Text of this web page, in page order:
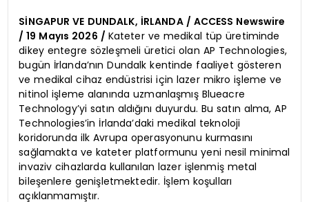
SİNGAPUR VE DUNDALK, İRLANDA / ACCESS Newswire
/ 19 Mayıs 2026 / Kateter ve medikal tüp üretiminde
dikey entegre sözleşmeli üretici olan AP Technologies,
bugün İrlanda’nın Dundalk kentinde faaliyet gösteren
ve medikal cihaz endüstrisi için lazer mikro işleme ve
nitinol işleme alanında uzmanlaşmış Blueacre
Technology’yi satın aldığını duyurdu. Bu satın alma, AP
Technologies’in İrlanda’daki medikal teknoloji
koridorunda ilk Avrupa operasyonunu kurmasını
sağlamakta ve kateter platformunu yeni nesil minimal
invaziv cihazlarda kullanılan lazer işlenmiş metal
bileşenlere genişletmektedir. İşlem koşulları
açıklanmamıştır.